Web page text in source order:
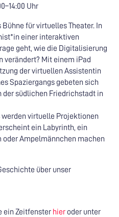
Uhr
für virtuelles Theater. In
einer interaktiven
geht, wie die Digitalisierung
verändert? Mit einem iPad
der virtuellen Assistentin
Spaziergangs gebeten sich
der südlichen Friedrichstadt in
werden virtuelle Projektionen
ein Labyrinth, ein
oder Ampelmännchen machen
über unser
ein Zeitfenster hier oder unter